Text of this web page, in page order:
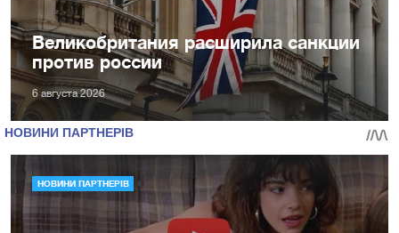
Великобритания расширила санкции
против россии
6 августа 2026